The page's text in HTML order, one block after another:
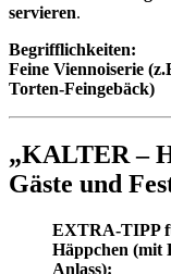
servieren.
Begrifflichkeiten:
Feine Viennoiserie
Torten-Feingebäck)
„KALTER –
Gäste und
EXTRA-TIPP
Häppchen (mit
Anlass):